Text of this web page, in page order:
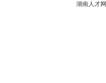
湖南人才网